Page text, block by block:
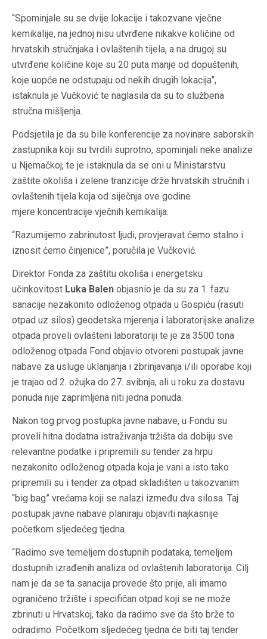
“Spominjale su se dvije lokacije i takozvane vječne
kemikalije, na jednoj nisu utvrđene nikakve količine od
hrvatskih stručnjaka i ovlaštenih tijela, a na drugoj su
utvrđene količine koje su 20 puta manje od dopuštenih,
koje uopće ne odstupaju od nekih drugih lokacija”,
istaknula je Vučković te naglasila da su to službena
stručna mišljenja.
Podsjetila je da su bile konferencije za novinare saborskih
zastupnika koji su tvrdili suprotno, spominjali neke analize
u Njemačkoj, te je istaknula da se oni u Ministarstvu
zaštite okoliša i zelene tranzicije drže hrvatskih stručnih i
ovlaštenih tijela koja od siječnja ove godine
mjere koncentracije vječnih kemikalija.
“Razumijemo zabrinutost ljudi, provjeravat ćemo stalno i
iznosit ćemo činjenice”, poručila je Vučković.
Direktor Fonda za zaštitu okoliša i energetsku
učinkovitost Luka Balen objasnio je da su za 1. fazu
sanacije nezakonito odloženog otpada u Gospiću (rasuti
otpad uz silos) geodetska mjerenja i laboratorijske analize
otpada proveli ovlašteni laboratoriji te je za 3500 tona
odloženog otpada Fond objavio otvoreni postupak javne
nabave za usluge uklanjanja i zbrinjavanja i/ili oporabe koji
je trajao od 2. ožujka do 27. svibnja, ali u roku za dostavu
ponuda nije zaprimljena niti jedna ponuda.
Nakon tog prvog postupka javne nabave, u Fondu su
proveli hitna dodatna istraživanja tržišta da dobiju sve
relevantne podatke i pripremili su tender za hrpu
nezakonito odloženog otpada koja je vani a isto tako
pripremili su i tender za otpad skladišten u takozvanim
“big bag” vrećama koji se nalazi između dva silosa. Taj
postupak javne nabave planiraju objaviti najkasnije
početkom sljedećeg tjedna.
“Radimo sve temeljem dostupnih podataka, temeljem
dostupnih izrađenih analiza od ovlaštenih laboratorija. Cilj
nam je da se ta sanacija provede što prije, ali imamo
ograničeno tržište i specifičan otpad koji se ne može
zbrinuti u Hrvatskoj, tako da radimo sve da što brže to
odradimo. Početkom sljedećeg tjedna će biti taj tender